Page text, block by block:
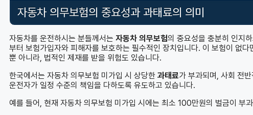
자동차 의무보험의 중요성과 과태료의 의미
자동차를 운전하시는 분들께서는 자동차 의무보험의 중요성을 충분히 인지
부터 보험가입자와 피해자를 보호하는 필수적인 장치입니다. 이 보험이 없
뿐 아니라, 법적인 제재를 받을 위험도 있습니다.
한국에서는 자동차 의무보험 미가입 시 상당한 과태료가 부과되며, 사회 전
운전자가 일정 수준의 책임을 다하도록 유도하고 있습니다.
예를 들어, 현재 자동차 의무보험 미가입 시에는 최소 100만원의 벌금이 부